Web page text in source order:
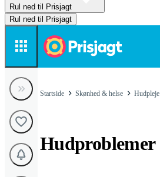
Rul ned til Prisjagt
Rul ned til Prisjagt
Startside Skønhed & helse Hudpleje
Hudproblemer